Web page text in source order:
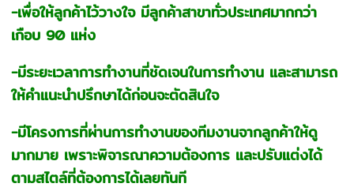
-เพื่อให้ลูกค้าไว้วางใจ มีลูกค้าสาขาทั่วประเทศมากกว่า
เกือบ 90 แห่ง
-มีระยะเวลาการทำงานที่ชัดเจนในการทำงาน และสามารถ
ให้คำแนะนำปรึกษาได้ก่อนจะตัดสินใจ
-มีโครงการที่ผ่านการทำงานของทีมงานจากลูกค้าให้ดู
มากมาย เพราะพิจารณาความต้องการ และปรับแต่งได้
ตามสไตล์ที่ต้องการได้เลยทันที